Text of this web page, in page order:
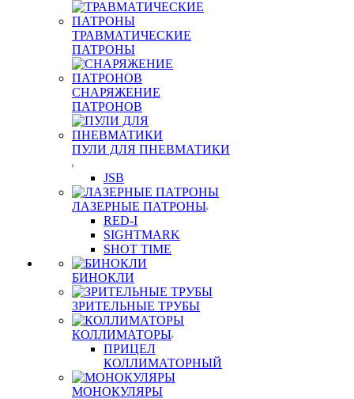
ТРАВМАТИЧЕСКИЕ
ПАТРОНЫ
СНАРЯЖЕНИЕ
ПАТРОНОВ
ПУЛИ ДЛЯ ПНЕВМАТИКИ
JSB
ЛАЗЕРНЫЕ ПАТРОНЫ
RED-I
SIGHTMARK
SHOT TIME
БИНОКЛИ
ЗРИТЕЛЬНЫЕ ТРУБЫ
КОЛЛИМАТОРЫ
ПРИЦЕЛ
КОЛЛИМАТОРНЫЙ
МОНОКУЛЯРЫ